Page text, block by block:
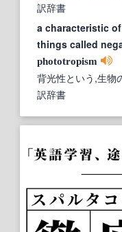
訳辞書
a characteristic
things called
phototropism
背光性という,生物
訳辞書